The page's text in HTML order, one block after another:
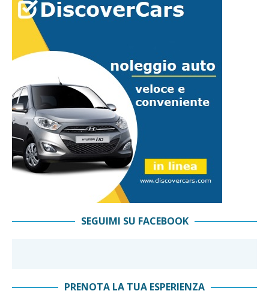
SEGUIMI SU FACEBOOK
PRENOTA LA TUA ESPERIENZA